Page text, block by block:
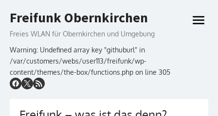
to
Freifunk Obernkirchen
Freies WLAN für Obernkirchen und Umgebung
Warning: Undefined array key "githuburl" in
/var/customers/webs/user113/freifunk/wp-
content/themes/the-box/functions.php on line 305
open